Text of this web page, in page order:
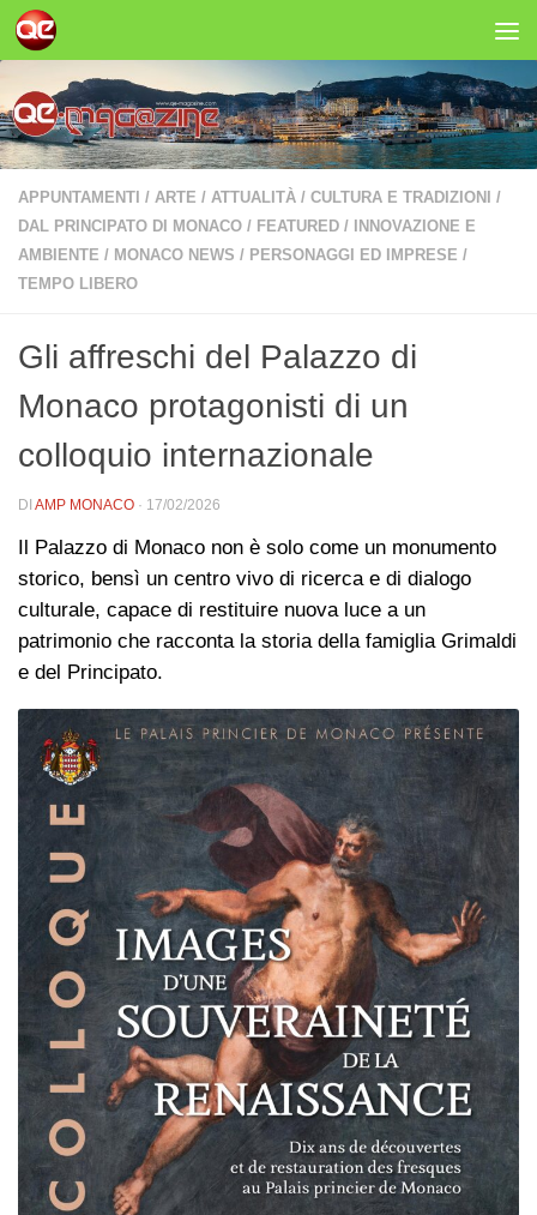
Salta al contenuto
APPUNTAMENTI / ARTE / ATTUALITÀ / CULTURA E TRADIZIONI
/
DAL PRINCIPATO DI MONACO / FEATURED /
INNOVAZIONE E
AMBIENTE / MONACO NEWS / PERSONAGGI ED IMPRESE /
TEMPO LIBERO
Gli affreschi del Palazzo di
Monaco protagonisti di un
colloquio internazionale
DI AMP MONACO · 17/02/2026
Il Palazzo di Monaco non è solo come un monumento
storico, bensì un centro vivo di ricerca e di dialogo
culturale, capace di restituire nuova luce a un
patrimonio che racconta la storia della famiglia Grimaldi
e del Principato.